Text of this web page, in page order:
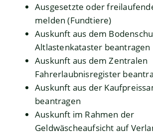
Ausgesetzte oder
melden (Fundtiere)
Auskunft aus dem
Altlastenkataster beantragen
Auskunft aus dem Zentralen
Fahrerlaubnisregister
Auskunft aus der
beantragen
Auskunft im Rahmen der
Geldwäscheaufsicht auf